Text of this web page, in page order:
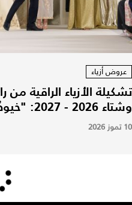
عروض أزياء
تشكيلة الأزياء الراقية
وشتاء 2026 - 2027: "خيوطٌ من نور: فجرٌ جديد"
10 تموز 2026